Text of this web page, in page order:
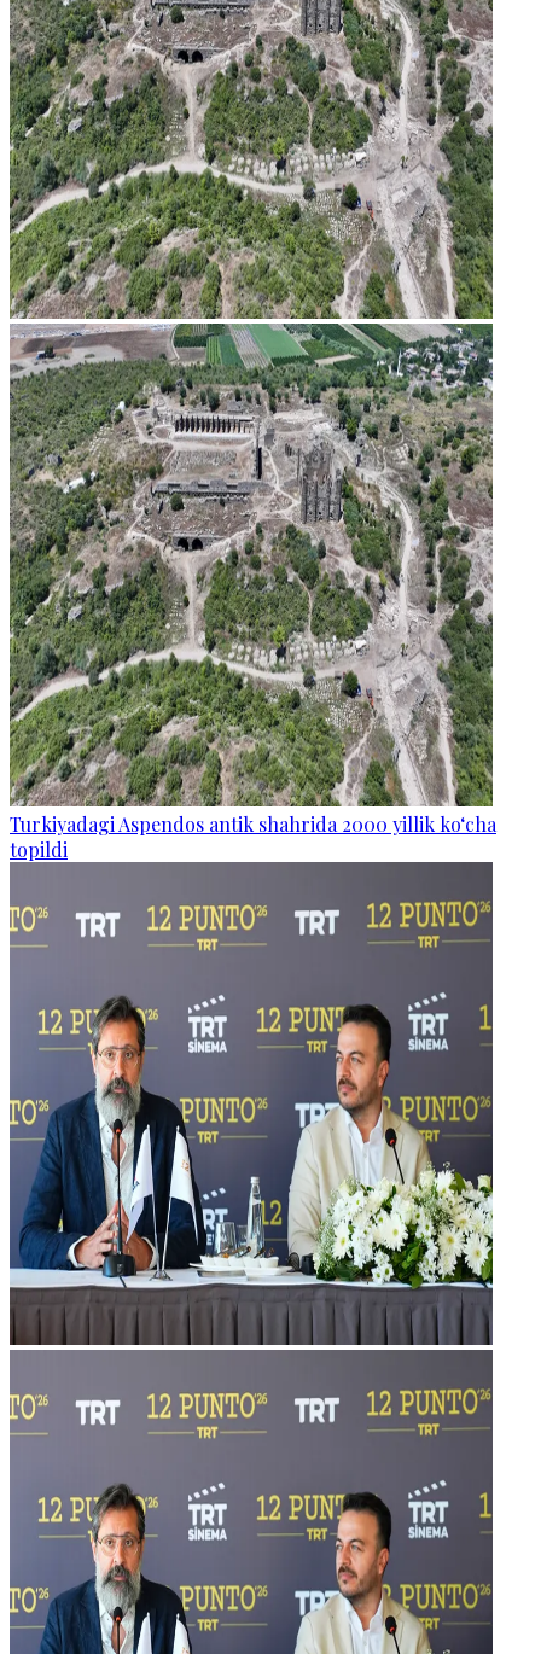
Turkiyadagi Aspendos antik shahrida 2000 yillik ko‘cha
topildi